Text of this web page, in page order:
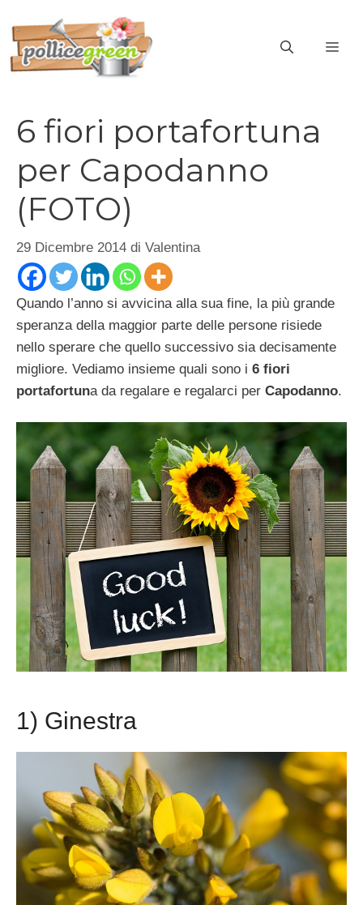
contenuto
6 fiori portafortuna
per Capodanno
(FOTO)
29 Dicembre 2014 di Valentina
Quando l’anno si avvicina alla sua fine, la più grande
speranza della maggior parte delle persone risiede
nello sperare che quello successivo sia decisamente
migliore. Vediamo insieme quali sono i 6 fiori
portafortuna da regalare e regalarci per Capodanno.
1) Ginestra